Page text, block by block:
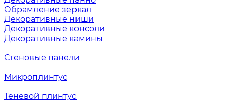
Обрамление зеркал
Декоративные ниши
Декоративные консоли
Декоративные камины
Стеновые панели
Микроплинтус
Теневой плинтус